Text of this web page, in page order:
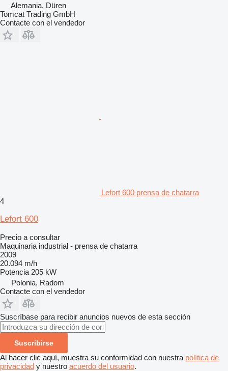
Alemania, Düren
Tomcat Trading GmbH
Contacte con el vendedor
Lefort 600 prensa de chatarra
4
Lefort 600
Precio a consultar
Maquinaria industrial - prensa de chatarra
2009
20.094 m/h
Potencia 205 kW
Polonia, Radom
Contacte con el vendedor
Suscríbase para recibir anuncios nuevos de esta sección
Suscribirse
Al hacer clic aquí, muestra su conformidad con nuestra política de
privacidad y nuestro acuerdo del usuario.